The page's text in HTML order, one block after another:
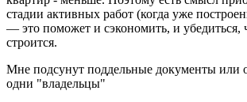
стадии активных работ (когда уже
— это поможет и сэкономить, и убедиться,
строится.
Мне подсунут поддельные документы или
одни "владельцы"